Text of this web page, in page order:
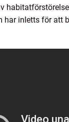
inletts för att